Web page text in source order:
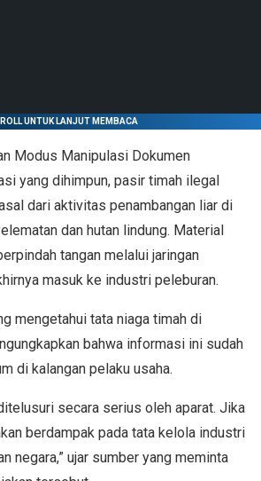
UNTUK LANJUT MEMBACA
Modus Manipulasi Dokumen
yang dihimpun, pasir timah ilegal
dari aktivitas penambangan liar di
dan hutan lindung. Material
tangan melalui jaringan
masuk ke industri peleburan.
mengetahui tata niaga timah di
bahwa informasi ini sudah
di kalangan pelaku usaha.
secara serius oleh aparat. Jika
berdampak pada tata kelola industri
negara,” ujar sumber yang meminta